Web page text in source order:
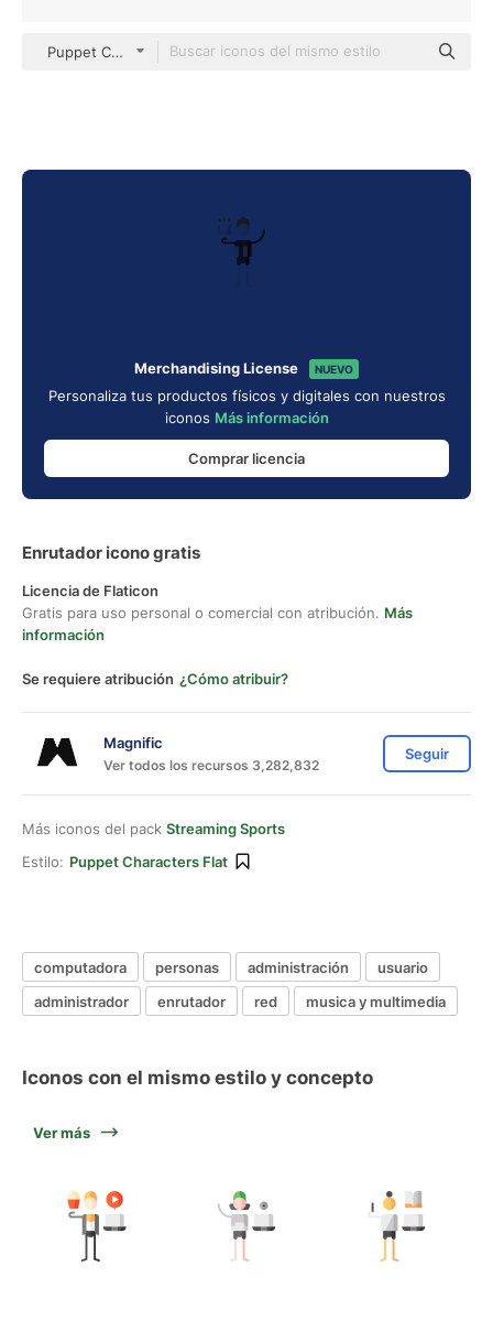
Puppet Characters Flat
Merchandising License NUEVO
Personaliza tus productos físicos y digitales con nuestros
iconos Más información
Comprar licencia
Enrutador icono gratis
Licencia de Flaticon
Gratis para uso personal o comercial con atribución. Más
información
Se requiere atribución ¿Cómo atribuir?
Magnific
Ver todos los recursos 3,282,832
Seguir
Más iconos del pack Streaming Sports
Estilo: Puppet Characters Flat
computadora personas administración
usuario
administrador
enrutador red musica y multimedia
Iconos con el mismo estilo y concepto
Ver más